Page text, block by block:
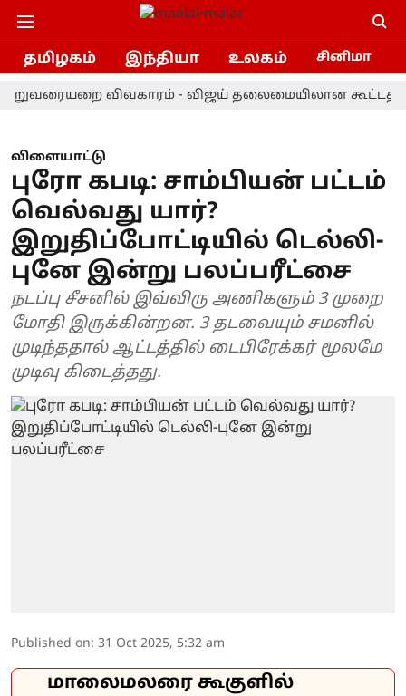
தமிழகம் இந்தியா உலகம் சினிமா
விவகாரம் - விஜய் தலைமையிலான கூட்டத்தை
விளையாட்டு
புரோ கபடி: சாம்பியன் பட்டம்
வெல்வது யார்?
இறுதிப்போட்டியில் டெல்லி-
புனே இன்று பலப்பரீட்சை
நடப்பு சீசனில் இவ்விரு அணிகளும் 3 முறை
மோதி இருக்கின்றன. 3 தடவையும் சமனில்
முடிந்ததால் ஆட்டத்தில் டைபிரேக்கர் மூலமே
முடிவு கிடைத்தது.
Published on: 31 Oct 2025, 5:32 am
மாலைமலரை கூகுளில்